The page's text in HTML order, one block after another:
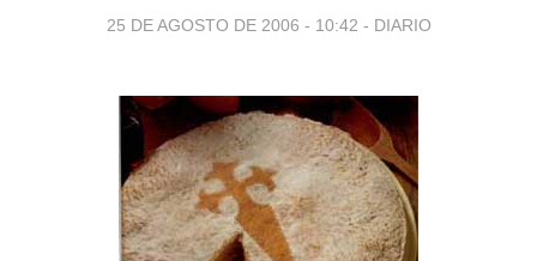
25 DE AGOSTO DE 2006 - 10:42 - DIARIO